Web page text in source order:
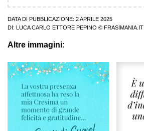
DATA DI PUBBLICAZIONE: 2 APRILE 2025
DI:
LUCA CARLO ETTORE PEPINO © FRASIMANIA.IT
Altre immagini: